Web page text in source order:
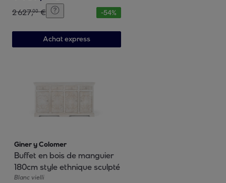
2627,00 € -54%
Achat express
Giner y Colomer
Buffet en bois de manguier
180cm style ethnique sculpté
Blanc vielli